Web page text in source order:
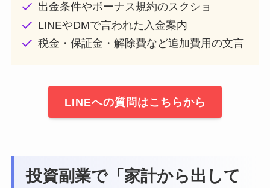
出金条件やボーナス規約のスクショ
LINEやDMで言われた入金案内
税金・保証金・解除費など追加費用の文言
LINEへの質問はこちらから
投資副業で「家計から出して